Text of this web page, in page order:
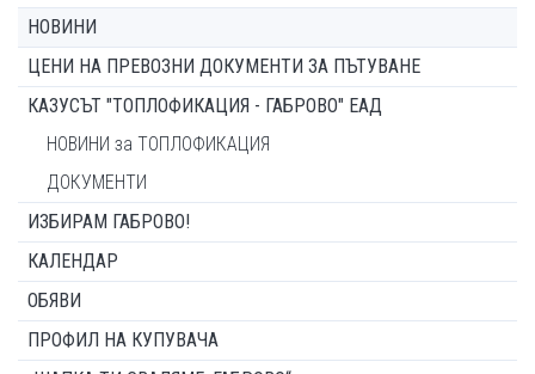
НОВИНИ
ЦЕНИ НА ПРЕВОЗНИ ДОКУМЕНТИ ЗА ПЪТУВАНЕ
КАЗУСЪТ "ТОПЛОФИКАЦИЯ - ГАБРОВО" ЕАД
НОВИНИ за ТОПЛОФИКАЦИЯ
ДОКУМЕНТИ
ИЗБИРАМ ГАБРОВО!
КАЛЕНДАР
ОБЯВИ
ПРОФИЛ НА КУПУВАЧА